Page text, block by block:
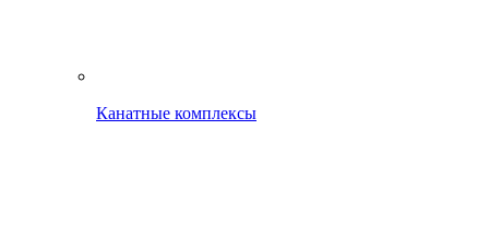
Канатные комплексы